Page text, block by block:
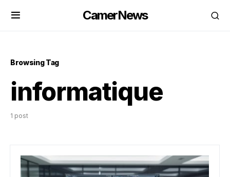
CamerNews
Browsing Tag
informatique
1 post